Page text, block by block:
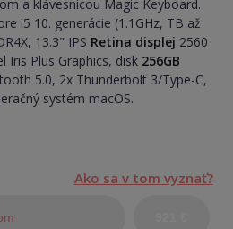
a klávesnicou Magic Keyboard.
i5 10. generácie (1.1GHz, TB až
13.3" IPS Retina displej 2560
Iris Plus Graphics, disk 256GB
5.0, 2x Thunderbolt 3/Type-C,
systém macOS.
Ako sa v tom vyznať?